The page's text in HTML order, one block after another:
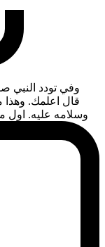
وفي تودد النبي
قال اعلمك. وهذا
وسلامه عليه. اول